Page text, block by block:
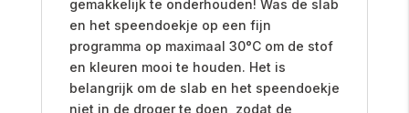
gemakkelijk te onderhouden! Was de slab
en het speendoekje op een fijn
programma op maximaal 30°C om de stof
en kleuren mooi te houden. Het is
belangrijk om de slab en het speendoekje
niet in de droger te doen, zodat de